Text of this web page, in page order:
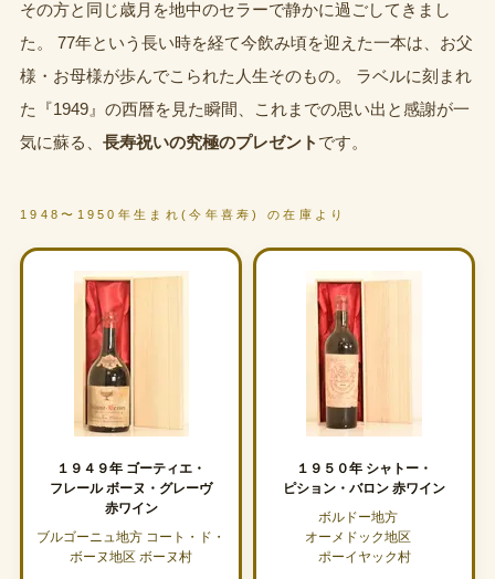
その方と同じ歳月を地中のセラーで静かに過ごしてきまし
た。 77年という長い時を経て今飲み頃を迎えた一本は、お父
様・お母様が歩んでこられた人生そのもの。 ラベルに刻まれ
た『1949』の西暦を見た瞬間、これまでの思い出と感謝が一
気に蘇る、 長寿祝いの究極のプレゼント です。
1948〜1950年生まれ(今年喜寿) の在庫より
１９４９年 ゴーティエ・
フレール ボーヌ・グレーヴ
赤ワイン
ブルゴーニュ地方 コート・ド・
ボーヌ地区 ボーヌ村
１９５０年 シャトー・
ピション・バロン 赤ワイン
ボルドー地方
オーメドック地区
ポーイヤック村